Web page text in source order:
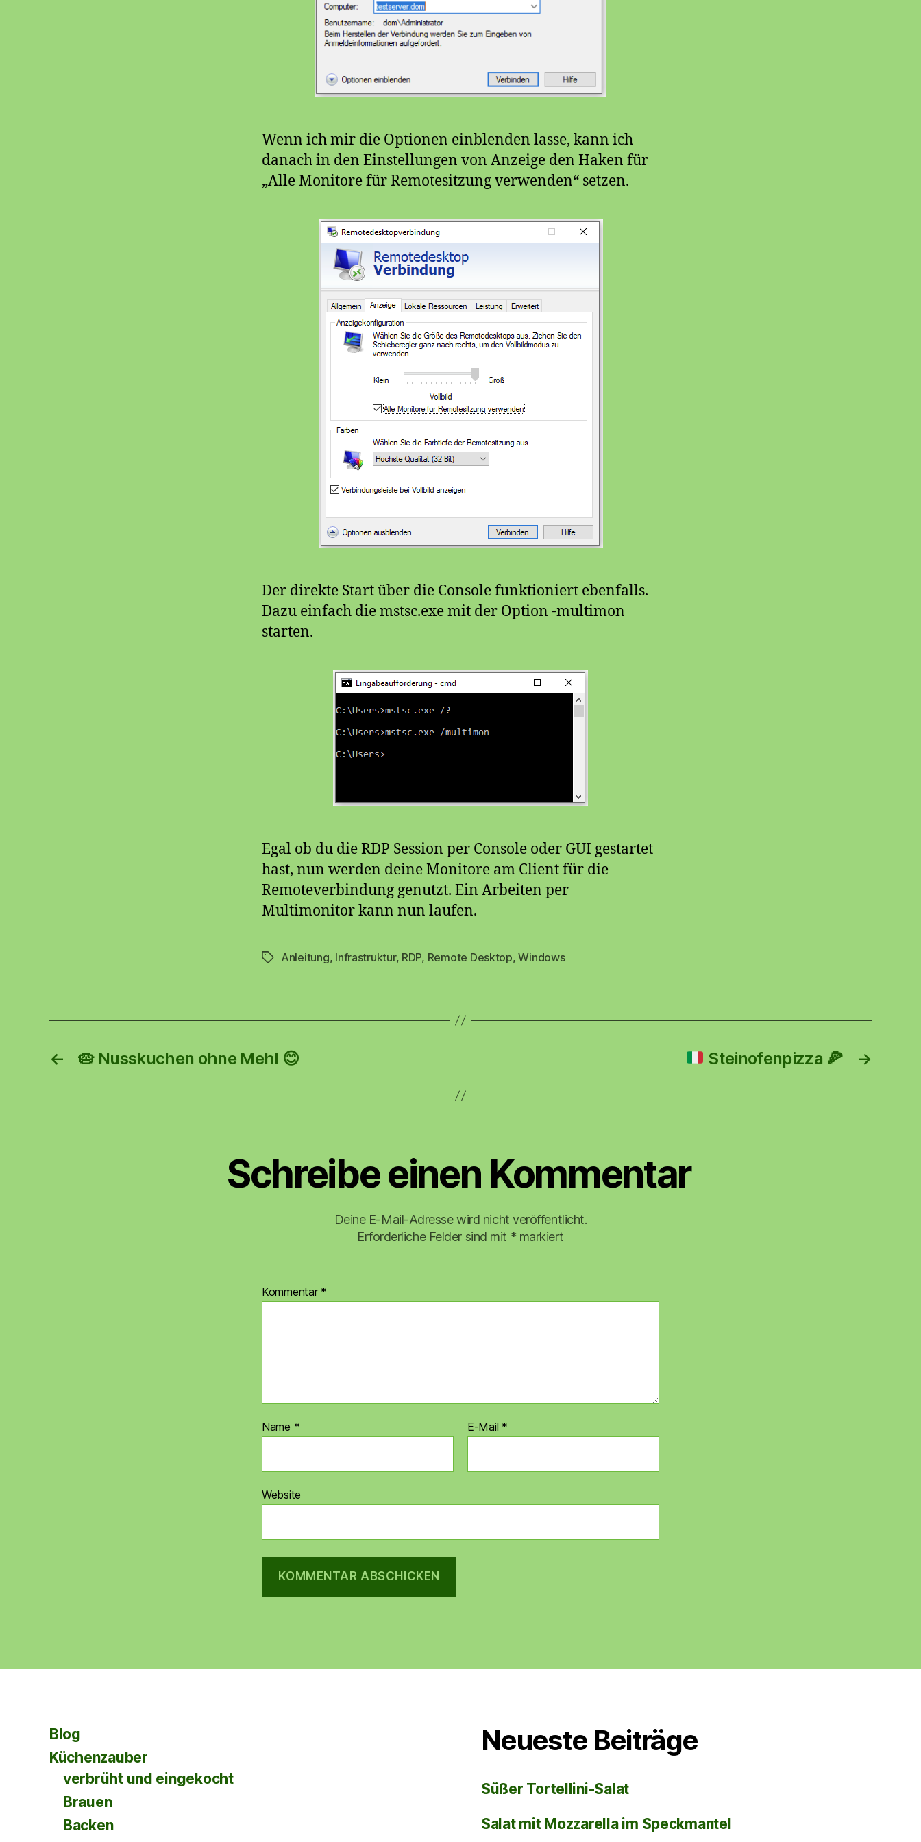
Wenn ich mir die Optionen einblenden lasse, kann ich
danach in den Einstellungen von Anzeige den Haken für
„Alle Monitore für Remotesitzung verwenden“ setzen.
Der direkte Start über die Console funktioniert ebenfalls.
Dazu einfach die mstsc.exe mit der Option -multimon
starten.
Egal ob du die RDP Session per Console oder GUI gestartet
hast, nun werden deine Monitore am Client für die
Remoteverbindung genutzt. Ein Arbeiten per
Multimonitor kann nun laufen.
Schlagwörter
Anleitung, Infrastruktur, RDP, Remote Desktop,Windows
← 🥧 Nusskuchen ohne Mehl 😊 →
Steinofenpizza 🍕
Schreibe einen Kommentar
Deine E-Mail-Adresse wird nicht veröffentlicht.
Erforderliche Felder sind mit * markiert
Kommentar *
Name * E-Mail *
Website
Blog
Küchenzauber
verbrüht und eingekocht
Brauen
Backen
Neueste Beiträge
Süßer Tortellini-Salat
Salat mit Mozzarella im Speckmantel